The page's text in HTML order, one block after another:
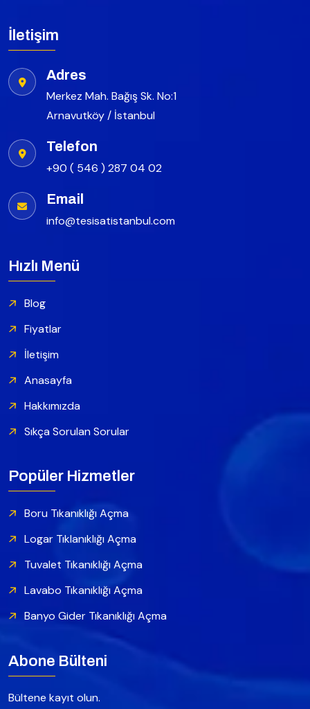
İletişim
Adres
Merkez Mah. Bağış Sk. No:1
Arnavutköy / İstanbul
Telefon
+90 ( 546 ) 287 04 02
Email
info@tesisatistanbul.com
Hızlı Menü
Blog
Fiyatlar
İletişim
Anasayfa
Hakkımızda
Sıkça Sorulan Sorular
Popüler Hizmetler
Boru Tıkanıklığı Açma
Logar Tıklanıklığı Açma
Tuvalet Tıkanıklığı Açma
Lavabo Tıkanıklığı Açma
Banyo Gider Tıkanıklığı Açma
Abone Bülteni
Bültene kayıt olun.